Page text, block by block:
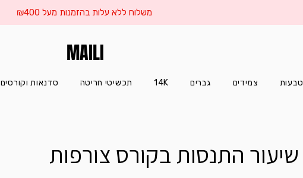
משלוח ללא עלות בהזמנות מעל ₪400
MAILI
סדנאות וקורסים תכשיטי חריטה 14K גברים צמידים טבעות
שיעור התנסות בקורס צורפות